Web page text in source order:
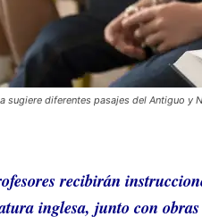
sugiere diferentes pasajes del Antiguo y
recibirán
inglesa, junto con